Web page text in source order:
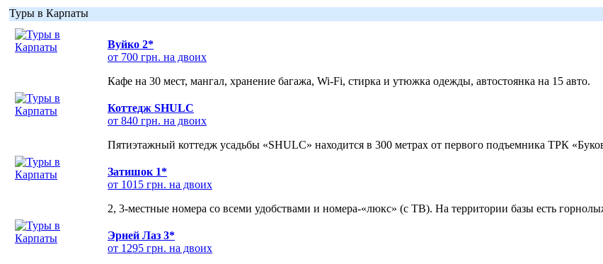
Туры в Карпаты
Вуйко 2*
от 700 грн. на двоих
Кафе на 30 мест, мангал, хранение багажа, Wi-Fi, стирка и утюжка одежды, автостоянка на 15 авто.
Коттедж SHULC
от 840 грн. на двоих
Пятиэтажный коттедж усадьбы «SHULC» находится в 300 метрах от первого подъемника ТРК
Затишок 1*
от 1015 грн. на двоих
2, 3-местные номера со всеми удобствами и номера-«люкс» (с ТВ). На территории базы есть
Эрней Лаз 3*
от 1295 грн. на двоих